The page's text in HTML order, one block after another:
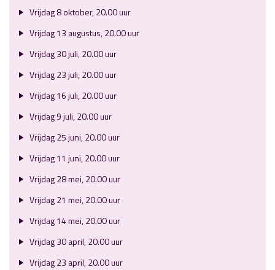
Vrijdag 8 oktober, 20.00 uur
Vrijdag 13 augustus, 20.00 uur
Vrijdag 30 juli, 20.00 uur
Vrijdag 23 juli, 20.00 uur
Vrijdag 16 juli, 20.00 uur
Vrijdag 9 juli, 20.00 uur
Vrijdag 25 juni, 20.00 uur
Vrijdag 11 juni, 20.00 uur
Vrijdag 28 mei, 20.00 uur
Vrijdag 21 mei, 20.00 uur
Vrijdag 14 mei, 20.00 uur
Vrijdag 30 april, 20.00 uur
Vrijdag 23 april, 20.00 uur